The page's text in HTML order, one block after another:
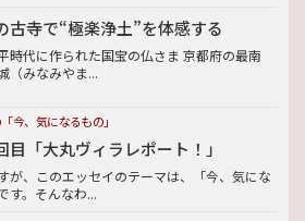
古寺で“極楽浄土”を体感する
時代に作られた国宝の仏さま 京都府の最南
（みなみやま...
今、気になるもの」
目「大丸ヴィラレポート！」
が、このエッセイのテーマは、「今、気にな
す。そんなわ...